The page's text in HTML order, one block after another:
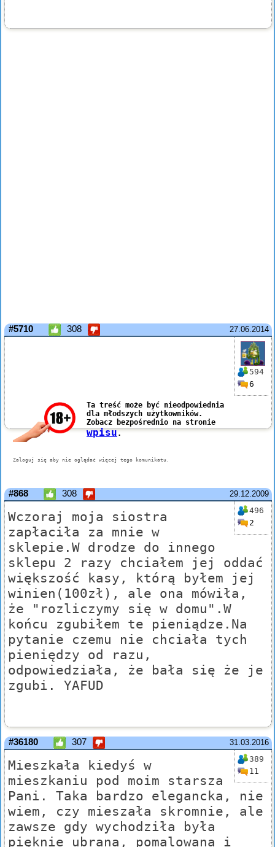
27.06.2014
#5710 308
594
6
29.12.2009
#868 308
496
2
Wczoraj moja siostra
zapłaciła za mnie w
sklepie.W drodze do innego
sklepu 2 razy chciałem jej oddać
większość kasy, którą byłem jej
winien(100zł), ale ona mówiła,
że "rozliczymy się w domu".W
końcu zgubiłem te pieniądze.Na
pytanie czemu nie chciała tych
pieniędzy od razu,
odpowiedziała, że bała się że je
zgubi. YAFUD
31.03.2016
#36180 307
389
11
Mieszkała kiedyś w
mieszkaniu pod moim starsza
Pani. Taka bardzo elegancka, nie
wiem, czy mieszała skromnie, ale
zawsze gdy wychodziła była
pięknie ubrana, pomalowana i